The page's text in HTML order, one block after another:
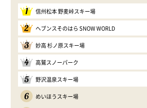
1 信州松本 野麦峠スキー場
2 ヘブンスそのはら SNOW WORLD
3 妙高 杉ノ原スキー場
4 高鷲スノーパーク
5 野沢温泉スキー場
6 めいほうスキー場